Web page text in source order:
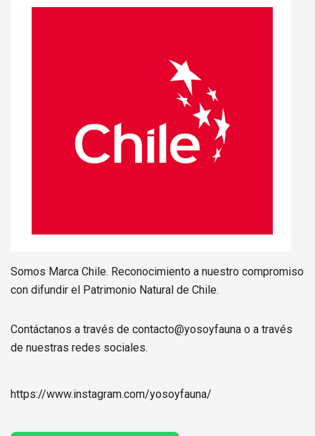
Somos Marca Chile. Reconocimiento a nuestro compromiso
con difundir el Patrimonio Natural de Chile.
Contáctanos a través de contacto@yosoyfauna o a través
de nuestras redes sociales.
https://www.instagram.com/yosoyfauna/